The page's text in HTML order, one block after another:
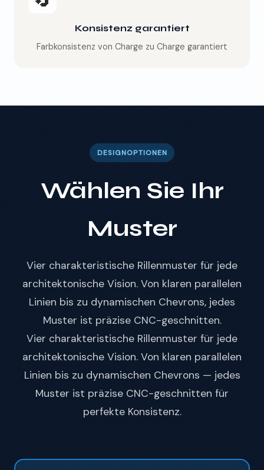
Konsistenz garantiert
Farbkonsistenz von Charge zu Charge garantiert
DESIGNOPTIONEN
Wählen Sie Ihr
Muster
Vier charakteristische Rillenmuster für jede
architektonische Vision. Von klaren parallelen
Linien bis zu dynamischen Chevrons, jedes
Muster ist präzise CNC-geschnitten.
Vier charakteristische Rillenmuster für jede
architektonische Vision. Von klaren parallelen
Linien bis zu dynamischen Chevrons — jedes
Muster ist präzise CNC-geschnitten für
perfekte Konsistenz.